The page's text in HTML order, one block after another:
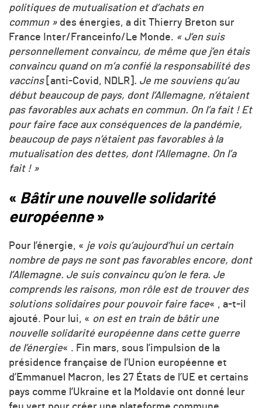
politiques de mutualisation et d’achats en
commun » des énergies, a dit Thierry Breton sur
France Inter/Franceinfo/Le Monde. « J’en suis
personnellement convaincu, de même que j’en étais
convaincu quand on m’a confié la responsabilité des
vaccins [anti-Covid, NDLR] . Je me souviens qu’au
début beaucoup de pays, dont l’Allemagne, n’étaient
pas favorables aux achats en commun. On l’a fait ! Et
pour faire face aux conséquences de la pandémie,
beaucoup de pays n’étaient pas favorables à la
mutualisation des dettes, dont l’Allemagne. On l’a
fait ! »
« Bâtir une nouvelle solidarité
européenne»
Pour l’énergie, « je vois qu’aujourd’hui un certain
nombre de pays ne sont pas favorables encore, dont
l’Allemagne. Je suis convaincu qu’on le fera. Je
comprends les raisons, mon rôle est de trouver des
solutions solidaires pour pouvoir faire face« , a-t-il
ajouté. Pour lui, « on est en train de bâtir une
nouvelle solidarité européenne dans cette guerre
de l’énergie« . Fin mars, sous l’impulsion de la
présidence française de l’Union européenne et
d’Emmanuel Macron, les 27 États de l’UE et certains
pays comme l’Ukraine et la Moldavie ont donné leur